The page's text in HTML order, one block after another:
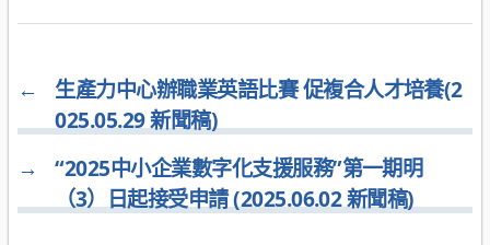
←
生產力中心辦職業英語比賽 促複合人才培養(2
025.05.29 新聞稿)
→
“2025中小企業數字化支援服務”第一期明
（3）日起接受申請 (2025.06.02 新聞稿)